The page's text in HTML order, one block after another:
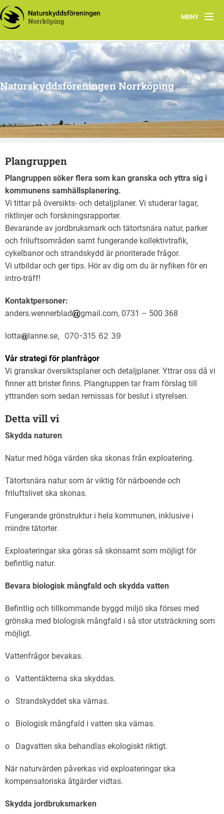
MENY
SNABB-INFO
Verksamhet
Arbetsgrupper
Föreningsdokument
Blanketter
Swish
Naturskyddsföreningen Norrköping
Plangruppen
Plangruppen söker flera som kan granska och yttra sig i
kommunens samhällsplanering.
Vi tittar på översikts- och detaljplaner. Vi studerar lagar,
riktlinjer och forskningsrapporter.
Bevarande av jordbruksmark och tätortsnära natur, parker
och friluftsområden samt fungerande kollektivtrafik,
cykelbanor och strandskydd är prioriterade frågor.
Vi utbildar och ger tips. Hör av dig om du är nyfiken för en
intro-träff!
Kontaktpersoner:
anders.wennerblad
gmail.com, 0731 – 500 368
lotta lanne.se, 070-315 62 39
Vår strategi för planfrågor
Vi granskar översiktsplaner och detaljplaner. Yttrar oss då vi
finner att brister finns. Plangruppen tar fram förslag till
yttranden som sedan remissas för beslut i styrelsen.
Detta vill vi
Skydda naturen
Natur med höga värden ska skonas från exploatering.
Tätortsnära natur som är viktig för närboende och
friluftslivet ska skonas.
Fungerande grönstruktur i hela kommunen, inklusive i
mindre tätorter.
Exploateringar ska göras så skonsamt som möjligt för
befintlig natur.
Bevara biologisk mångfald och skydda vatten
Befintlig och tillkommande byggd miljö ska förses med
grönska med biologisk mångfald i så stor utsträckning som
möjligt.
Vattenfrågor bevakas.
o Vattentäkterna ska skyddas.
o Strandskyddet ska värnas.
o Biologisk mångfald i vatten ska värnas.
o Dagvatten ska behandlas ekologiskt riktigt.
När naturvärden påverkas vid exploateringar ska
kompensatoriska åtgärder vidtas.
Skydda jordbruksmarken